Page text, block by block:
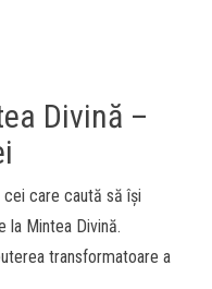
Divină –
care caută să își
la Mintea Divină.
transformatoare a